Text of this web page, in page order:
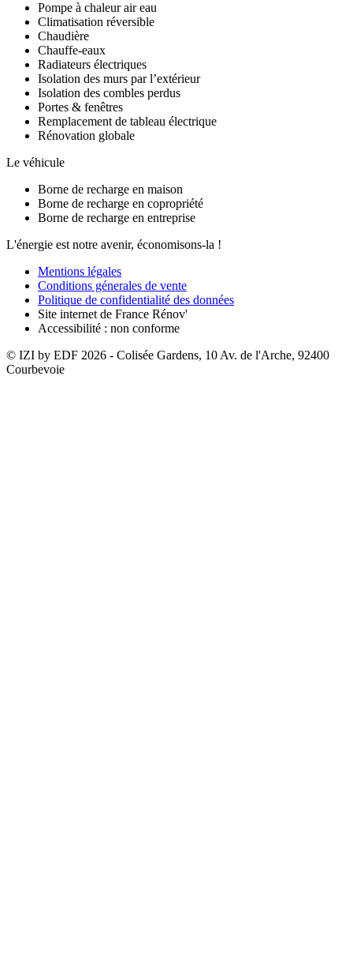
Pompe à chaleur air eau
Climatisation réversible
Chaudière
Chauffe-eaux
Radiateurs électriques
Isolation des murs par l’extérieur
Isolation des combles perdus
Portes & fenêtres
Remplacement de tableau électrique
Rénovation globale
Le véhicule
Borne de recharge en maison
Borne de recharge en copropriété
Borne de recharge en entreprise
L'énergie est notre avenir, économisons-la !
Mentions légales
Conditions génerales de vente
Politique de confidentialité des données
Site internet de France Rénov'
Accessibilité : non conforme
© IZI by EDF 2026 - Colisée Gardens, 10 Av. de l'Arche, 92400
Courbevoie